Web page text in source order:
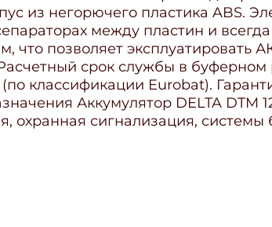
из негорючего пластика ABS.
между пластин и всегда
что позволяет эксплуатировать
срок службы в
(по классификации Eurobat).
Аккумулятор DELTA DTM
охранная сигнализация, системы